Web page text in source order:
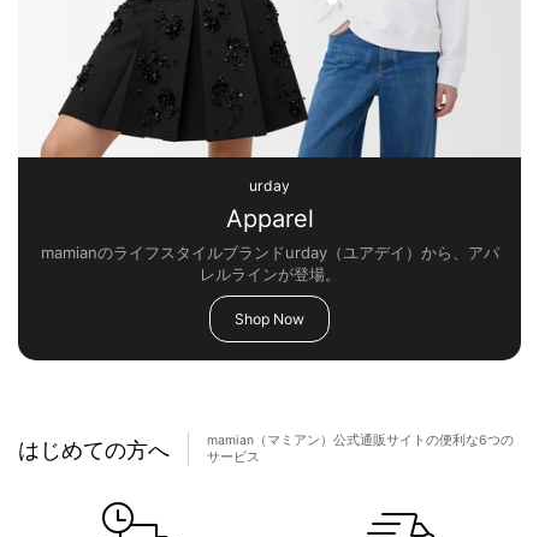
urday
Apparel
mamianのライフスタイルブランドurday（ユアデイ）から、アパ
レルラインが登場。
Shop Now
はじめての方へ
mamian（マミアン）公式通販サイトの便利な6つの
サービス